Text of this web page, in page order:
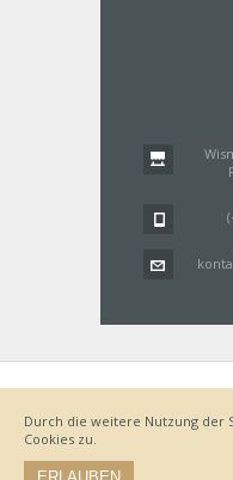
Durch die weitere Nutzung der
Cookies zu.